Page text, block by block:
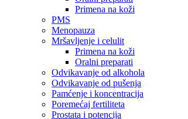
Primena na koži
PMS
Menopauza
Mršavljenje i celulit
Primena na koži
Oralni preparati
Odvikavanje od alkohola
Odvikavanje od pušenja
Pamćenje i koncentracija
Poremećaj fertiliteta
Prostata i potencija